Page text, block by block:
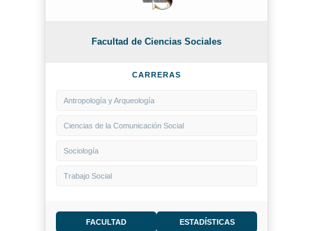
Facultad de Ciencias Sociales
CARRERAS
Antropología y Arqueología
Ciencias de la Comunicación Social
Sociología
Trabajo Social
FACULTAD ESTADÍSTICAS